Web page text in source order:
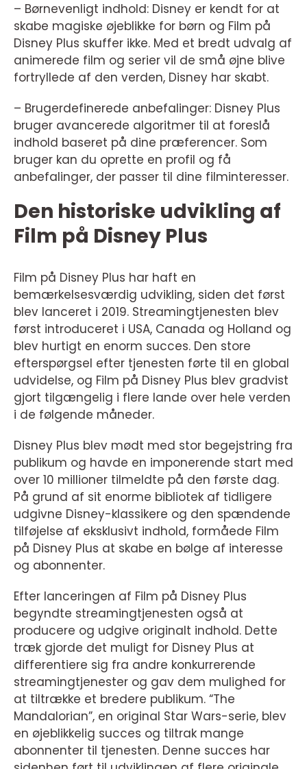
– Børnevenligt indhold: Disney er kendt for at
skabe magiske øjeblikke for børn og Film på
Disney Plus skuffer ikke. Med et bredt udvalg af
animerede film og serier vil de små øjne blive
fortryllede af den verden, Disney har skabt.
– Brugerdefinerede anbefalinger: Disney Plus
bruger avancerede algoritmer til at foreslå
indhold baseret på dine præferencer. Som
bruger kan du oprette en profil og få
anbefalinger, der passer til dine filminteresser.
Den historiske udvikling af
Film på Disney Plus
Film på Disney Plus har haft en
bemærkelsesværdig udvikling, siden det først
blev lanceret i 2019. Streamingtjenesten blev
først introduceret i USA, Canada og Holland og
blev hurtigt en enorm succes. Den store
efterspørgsel efter tjenesten førte til en global
udvidelse, og Film på Disney Plus blev gradvist
gjort tilgængelig i flere lande over hele verden
i de følgende måneder.
Disney Plus blev mødt med stor begejstring fra
publikum og havde en imponerende start med
over 10 millioner tilmeldte på den første dag.
På grund af sit enorme bibliotek af tidligere
udgivne Disney-klassikere og den spændende
tilføjelse af eksklusivt indhold, formåede Film
på Disney Plus at skabe en bølge af interesse
og abonnenter.
Efter lanceringen af Film på Disney Plus
begyndte streamingtjenesten også at
producere og udgive originalt indhold. Dette
træk gjorde det muligt for Disney Plus at
differentiere sig fra andre konkurrerende
streamingtjenester og gav dem mulighed for
at tiltrække et bredere publikum. “The
Mandalorian”, en original Star Wars-serie, blev
en øjeblikkelig succes og tiltrak mange
abonnenter til tjenesten. Denne succes har